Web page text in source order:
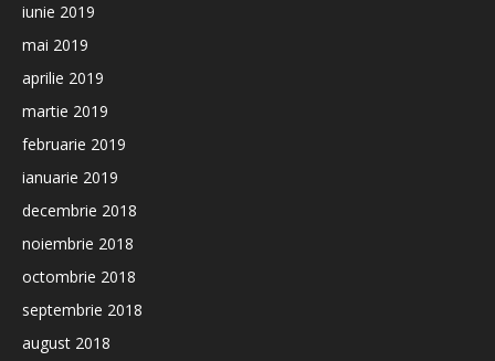
iunie 2019
mai 2019
aprilie 2019
martie 2019
februarie 2019
ianuarie 2019
decembrie 2018
noiembrie 2018
octombrie 2018
septembrie 2018
august 2018